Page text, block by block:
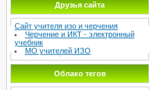
Друзья сайта
МЕТОДИЧЕСКИЙ СУНДУЧОК –
Сайт учителя изо и черчения
Черчение и ИКТ - электронный
учебник
МО учителей ИЗО
Школа №8
Детская худ. школа
Облако тегов